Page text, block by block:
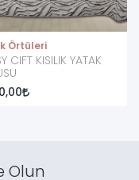
Örtüleri
CIFT KISILIK YATAK
Olun